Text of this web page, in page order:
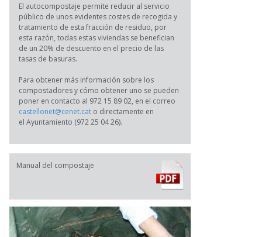
El autocompostaje permite reducir al servicio
público de unos evidentes costes de recogida y
tratamiento de esta fracción de residuo, por
esta razón, todas estas viviendas se benefician
de un 20% de descuento en el precio de las
tasas de basuras.
Para obtener más información sobre los
compostadores y cómo obtener uno se pueden
poner en contacto al 972 15 89 02, en el correo
castellonet@cenet.cat o directamente en
el Ayuntamiento (972 25 04 26).
Manual del compostaje